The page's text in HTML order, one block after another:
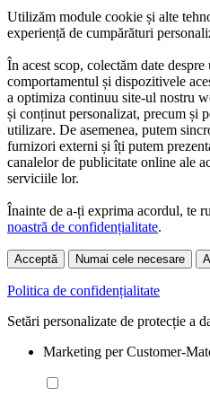
Utilizăm module cookie și alte
experiență de cumpărături
În acest scop, colectăm date
comportamentul și dispozitivele
a optimiza continuu site-ul nostru
și conținut personalizat, precum și
utilizare. De asemenea, putem
furnizori externi și îți putem
canalelor de publicitate online ale
serviciile lor.
Înainte de a-ți exprima acordul, te
noastră de confidențialitate.
Acceptă Numai cele necesare
Politica de confidențialitate
Setări personalizate de protecție a
Marketing per Customer-